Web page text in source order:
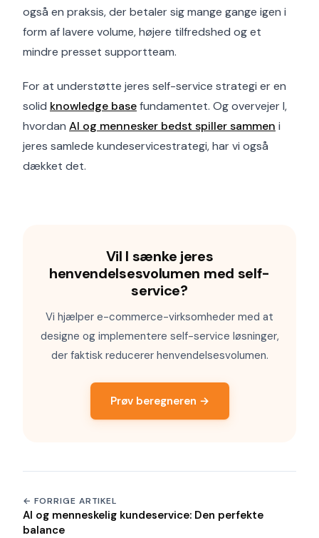
også en praksis, der betaler sig mange gange igen i
form af lavere volume, højere tilfredshed og et
mindre presset supportteam.
For at understøtte jeres self-service strategi er en
solid knowledge basefundamentet. Og overvejer I,
hvordan AI og mennesker bedst spiller sammen i
jeres samlede kundeservicestrategi, har vi også
dækket det.
Vil I sænke jeres
henvendelsesvolumen med self-
service?
Vi hjælper e-commerce-virksomheder med at
designe og implementere self-service løsninger,
der faktisk reducerer henvendelsesvolumen.
Prøv beregneren →
← FORRIGE ARTIKEL
AI og menneskelig kundeservice: Den perfekte
balance